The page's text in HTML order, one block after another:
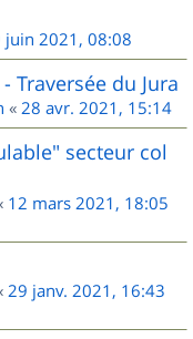
juin 2021, 08:08
Traversée du Jura
« 28 avr. 2021, 15:14
secteur col
12 mars 2021, 18:05
29 janv. 2021, 16:43